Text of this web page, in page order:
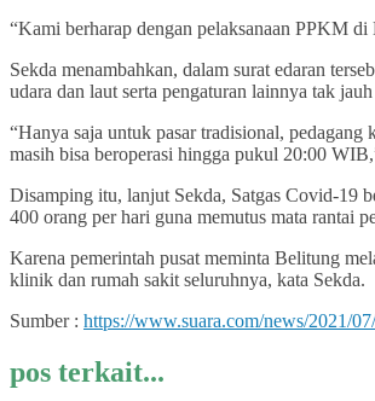
“Kami berharap dengan pelaksanaan PPKM
Sekda menambahkan, dalam surat edaran
udara dan laut serta pengaturan lainnya tak
“Hanya saja untuk pasar tradisional,
masih bisa beroperasi hingga pukul 20:00
Disamping itu, lanjut Sekda, Satgas Covid-19
400 orang per hari guna memutus mata rantai
Karena pemerintah pusat meminta Belitung
klinik dan rumah sakit seluruhnya, kata Sekda.
Sumber : https://www.suara.com/news/2021/
pos terkait...